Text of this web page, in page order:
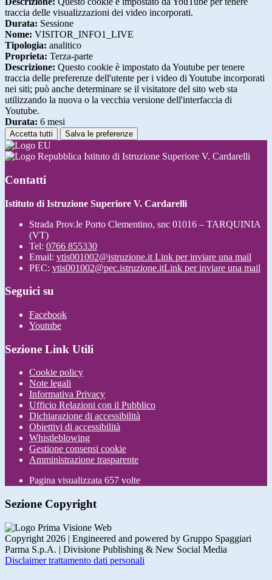
traccia delle visualizzazioni dei video incorporati.
Durata: Sessione
Nome: VISITOR_INFO1_LIVE
Tipologia: analitico
Proprieta: Terza-parte
Descrizione: Questo cookie è impostato da Youtube per tenere
traccia delle preferenze dell'utente per i video di Youtube incorporati
nei siti; può anche determinare se il visitatore del sito web sta
utilizzando la nuova o la vecchia versione dell'interfaccia di
Youtube.
Durata: 6 mesi
Accetta tutti Salva le preferenze
Istituto di Istruzione Superiore V. Cardarelli
Contatti
Istituto di Istruzione Superiore V. Cardarelli
Strada Prov.le Porto Clementino, snc 01016 – TARQUINIA
(VT)
Tel: 0766 855330
Email: vtis001002@istruzione.it Link per inviare una mail
PEC: vtis001002@pec.istruzione.itLink per inviare una mail
Seguici su
Facebook
Youtube
Sezione Link Utili
Cookie policy
Note legali
Informativa Privacy
Ufficio Relazioni con il Pubblico
Dichiarazione di accessibilità
Obiettivi di accessibilità
Whistleblowing
Gestione consensi cookie
Amministrazione trasparente
Pagina visualizzata 657 volte
Sezione Copyright
Copyright 2026 | Engineered and powered by Gruppo Spaggiari
Parma S.p.A. | Divisione Publishing & New Social Media
Disclaimer trattamento dati personali